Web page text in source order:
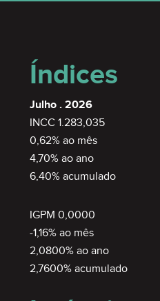
Índices
Julho . 2026
INCC 1.283,035
0,62% ao mês
4,70% ao ano
6,40% acumulado
IGPM 0,0000
-1,16% ao mês
2,0800% ao ano
2,7600% acumulado